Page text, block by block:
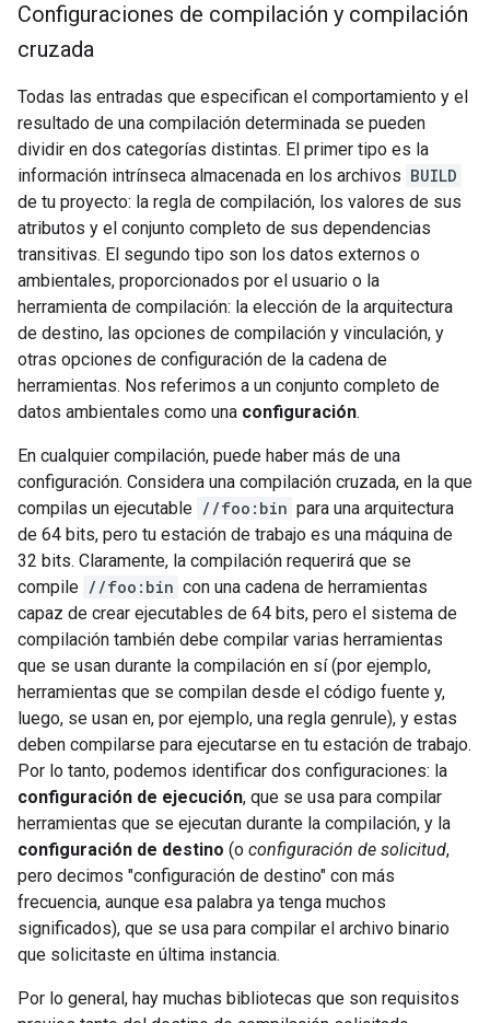
Configuraciones de compilación y compilación
cruzada
Todas las entradas que especifican el comportamiento y el
resultado de una compilación determinada se pueden
dividir en dos categorías distintas. El primer tipo es la
información intrínseca almacenada en los archivos BUILD
de tu proyecto: la regla de compilación, los valores de sus
atributos y el conjunto completo de sus dependencias
transitivas. El segundo tipo son los datos externos o
ambientales, proporcionados por el usuario o la
herramienta de compilación: la elección de la arquitectura
de destino, las opciones de compilación y vinculación, y
otras opciones de configuración de la cadena de
herramientas. Nos referimos a un conjunto completo de
datos ambientales como una configuración.
En cualquier compilación, puede haber más de una
configuración. Considera una compilación cruzada, en la que
compilas un ejecutable //foo:bin para una arquitectura
de 64 bits, pero tu estación de trabajo es una máquina de
32 bits. Claramente, la compilación requerirá que se
compile //foo:bin con una cadena de herramientas
capaz de crear ejecutables de 64 bits, pero el sistema de
compilación también debe compilar varias herramientas
que se usan durante la compilación en sí (por ejemplo,
herramientas que se compilan desde el código fuente y,
luego, se usan en, por ejemplo, una regla genrule), y estas
deben compilarse para ejecutarse en tu estación de trabajo.
Por lo tanto, podemos identificar dos configuraciones: la
configuración de ejecución, que se usa para compilar
herramientas que se ejecutan durante la compilación, y la
configuración de destino (o configuración de solicitud,
pero decimos "configuración de destino" con más
frecuencia, aunque esa palabra ya tenga muchos
significados), que se usa para compilar el archivo binario
que solicitaste en última instancia.
Por lo general, hay muchas bibliotecas que son requisitos